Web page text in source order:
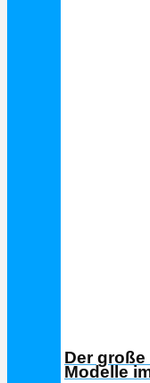
Der große
Modelle